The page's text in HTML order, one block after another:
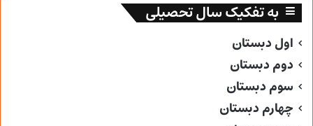
به تفکیک سال تحصیلی
اول دبستان
دوم دبستان
سوم دبستان
چهارم دبستان